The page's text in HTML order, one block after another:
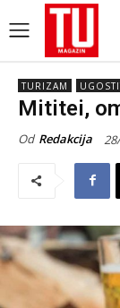
TURIZAM
Mititei,
Od Redakcija